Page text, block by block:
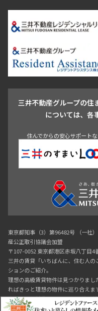
市ヶ谷・神楽
芝浦・汐留・品川
月島・勝
目白・高田馬
池尻大橋・三軒茶屋
祐天寺
駒沢・用賀・二子玉川
成城
青山 渋谷 東京・大手町
豊島区
杉並区 板橋区
葛飾区
江戸川区
三井不動産グループの住
については、各
住んでからの安心サポートな
東京都知事（3）第96482号 （一社
産公正取引協議会加盟
〒107-0052 東京都港区赤坂八丁目
三井の賃貸「いちばんに、住む人
ションのご紹介。
理想の高級賃貸物件は見つかりま
ればきっと理想の物件に巡り合えま
都心の高級賃貸物件探しは[三井の